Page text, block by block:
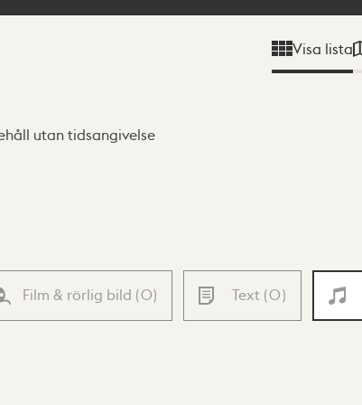
Visa lista
utan tidsangivelse
Film & rörlig bild (0) Text (0)